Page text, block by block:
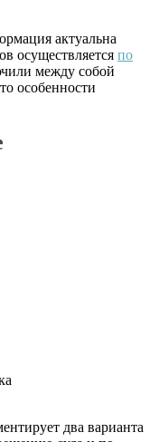
актуальна
осуществляется по
между собой
особенности
два варианта